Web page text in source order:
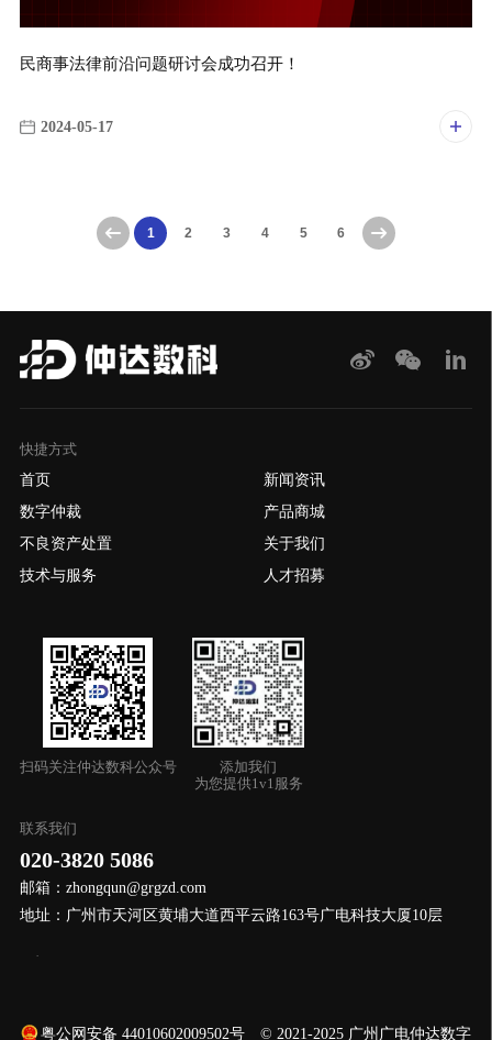
民商事法律前沿问题研讨会成功召开！
2024-05-17
1 2 3 4 5 6
联系我们
020-3820 5086
邮箱： zhongqun@grgzd.com
地址：广州市天河区黄埔大道西平云路163号广电科技大厦10层
快捷方式
首页
数字仲裁
不良资产处置
技术与服务
新闻资讯
产品商城
关于我们
人才招募
扫码关注仲达数科公众号
添加我们
为您提供1v1服务
粤公网安备 44010602009502号 © 2021-2025 广州广电仲达数字